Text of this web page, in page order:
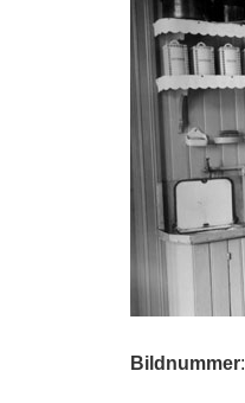
Bildnummer: